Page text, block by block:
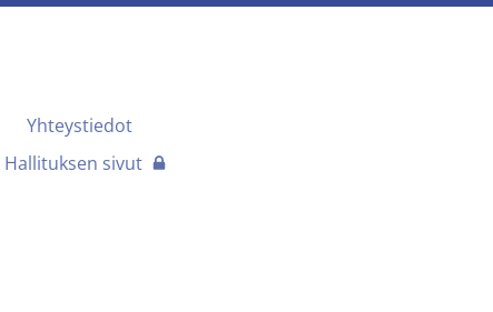
Yhteystiedot
Hallituksen sivut